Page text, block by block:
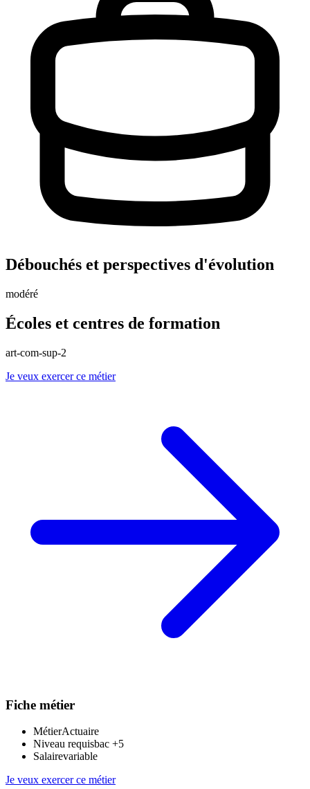
Débouchés et perspectives d'évolution
modéré
Écoles et centres de formation
art-com-sup-2
Je veux exercer ce métier
Fiche métier
MétierActuaire
Niveau requisbac +5
Salairevariable
Je veux exercer ce métier